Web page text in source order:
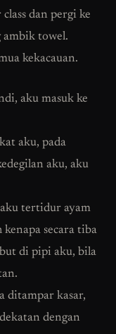
dan pergi ke
ambik towel.
kekacauan.
aku masuk ke
aku, pada
aku, aku
tertidur ayam
kenapa secara tiba
di pipi aku, bila
ditampar kasar,
dengan